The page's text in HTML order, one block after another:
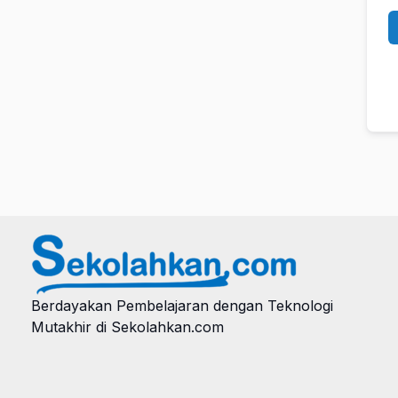
Berdayakan Pembelajaran dengan Teknologi
Mutakhir di Sekolahkan.com